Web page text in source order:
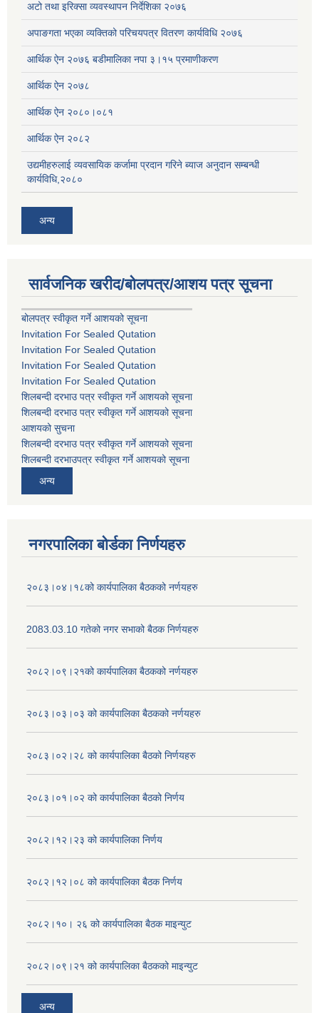
अटो तथा इरिक्सा व्यवस्थापन निर्देशिका २०७६
अपाङगता भएका व्यक्तिको परिचयपत्र वितरण कार्यविधि २०७६
आर्थिक ऐन २०७६ बडीमालिका नपा ३।१५ प्रमाणीकरण
आर्थिक ऐन २०७८
आर्थिक ऐन २०८०।०८१
आर्थिक ऐन २०८२
उद्यमीहरुलाई व्यवसायिक कर्जामा प्रदान गरिने ब्याज अनुदान सम्बन्धी
कार्यविधि,२०८०
अन्य
सार्वजनिक खरीद/बोलपत्र/आशय पत्र सूचना
बोलपत्र स्वीकृत गर्ने आशयको सूचना
Invitation For Sealed Qutation
Invitation For Sealed Qutation
Invitation For Sealed Qutation
Invitation For Sealed Qutation
शिलबन्दी दरभाउ पत्र स्वीकृत गर्ने आशयको सूचना
शिलबन्दी दरभाउ पत्र स्वीकृत गर्ने आशयको सूचना
आशयको सुचना
शिलबन्दी दरभाउ पत्र स्वीकृत गर्ने आशयको सूचना
शिलबन्दी दरभाउपत्र स्वीकृत गर्ने आशयको सूचना
अन्य
नगरपालिका बोर्डका निर्णयहरु
२०८३।०४।१८को कार्यपालिका बैठकको नर्णयहरु
2083.03.10 गतेको नगर सभाको बैठक निर्णयहरु
२०८२।०९।२१को कार्यपालिका बैठकको नर्णयहरु
२०८३।०३।०३ को कार्यपालिका बैठकको नर्णयहरु
२०८३।०२।२८ को कार्यपालिका बैठको निर्णयहरु
२०८३।०१।०२ को कार्यपालिका बैठको निर्णय
२०८२।१२।२३ को कार्यपालिका निर्णय
२०८२।१२।०८ को कार्यपालिका बैठक निर्णय
२०८२।१०। २६ को कार्यपालिका बैठक माइन्युट
२०८२।०९।२१ को कार्यपालिका बैठकको माइन्युट
अन्य